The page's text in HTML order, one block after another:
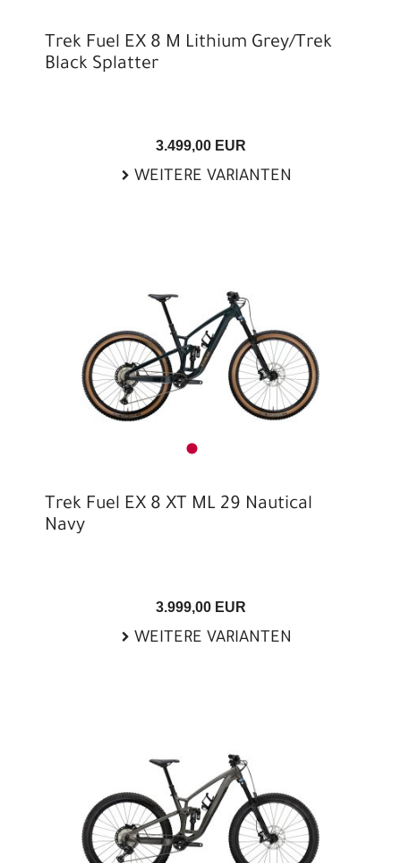
Trek Fuel EX 8 M Lithium Grey/Trek
Black Splatter
3.499,00 EUR
WEITERE VARIANTEN
Trek Fuel EX 8 XT ML 29 Nautical
Navy
3.999,00 EUR
WEITERE VARIANTEN